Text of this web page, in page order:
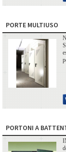
PORTE MULTIUSO
PORTONI A